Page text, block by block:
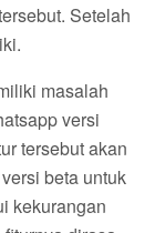
Setelah
masalah
versi
tersebut akan
beta untuk
kekurangan